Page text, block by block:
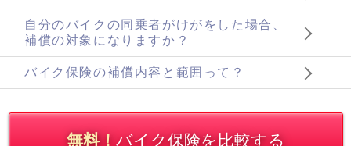
自分のバイクの同乗者がけがをした場合、
補償の対象になりますか？
バイク保険の補償内容と範囲って？
無料！ バイク保険を比較する